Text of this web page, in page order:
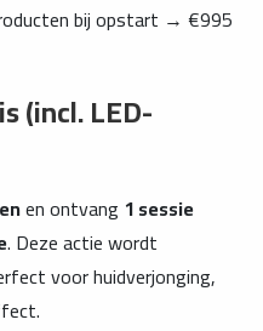
bij opstart → €995
(incl. LED-
en ontvang 1 sessie
. Deze actie wordt
voor huidverjonging,